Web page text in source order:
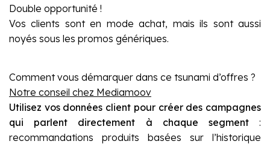
Double opportunité !
Vos clients sont en mode achat, mais ils sont aussi
noyés sous les promos génériques.
Comment vous démarquer dans ce tsunami d’offres ?
Notre conseil chez Mediamoov
Utilisez vos données client pour créer des campagnes
qui parlent directement à chaque segment:
recommandations produits basées sur l’historique